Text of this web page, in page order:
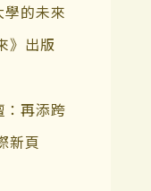
的未來
》出版
再添跨
新頁